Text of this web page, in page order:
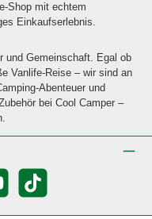
Shop mit echtem
Einkaufserlebnis.
und Gemeinschaft. Egal ob
Vanlife-Reise – wir sind an
Abenteuer und
bei Cool Camper –
TikTok